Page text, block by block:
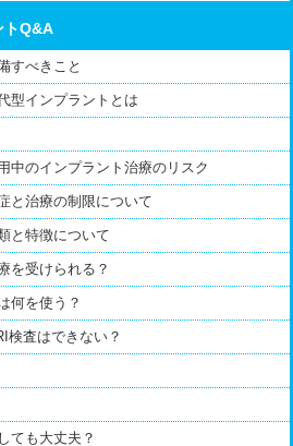
トQ&A
すべきこと
型インプラントとは
中のインプラント治療のリスク
と治療の制限について
と特徴について
を受けられる？
何を使う？
検査はできない？
ても大丈夫？